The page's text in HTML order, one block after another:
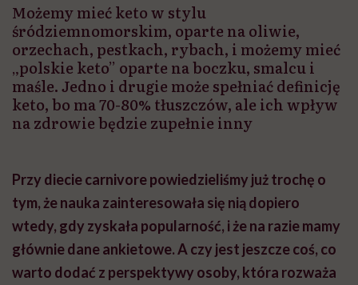
Możemy mieć keto w stylu
śródziemnomorskim, oparte na oliwie,
orzechach, pestkach, rybach, i możemy mieć
„polskie keto” oparte na boczku, smalcu i
maśle. Jedno i drugie może spełniać definicję
keto, bo ma 70-80% tłuszczów, ale ich wpływ
na zdrowie będzie zupełnie inny
Przy diecie carnivore powiedzieliśmy już trochę o
tym, że nauka zainteresowała się nią dopiero
wtedy, gdy zyskała popularność, i że na razie mamy
głównie dane ankietowe. A czy jest jeszcze coś, co
warto dodać z perspektywy osoby, która rozważa